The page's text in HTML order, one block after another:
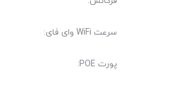
سرعت WiFi وای فای:
پورت POE: